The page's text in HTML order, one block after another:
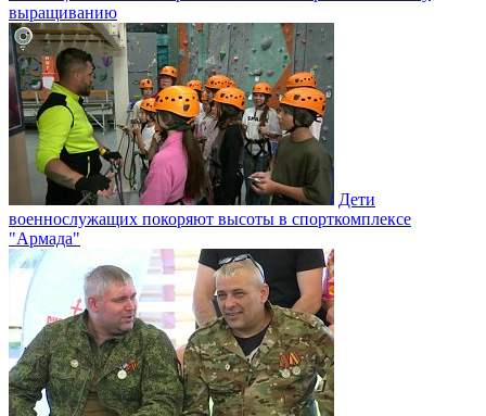
выращиванию
Дети
военнослужащих покоряют высоты в спорткомплексе
"Армада"